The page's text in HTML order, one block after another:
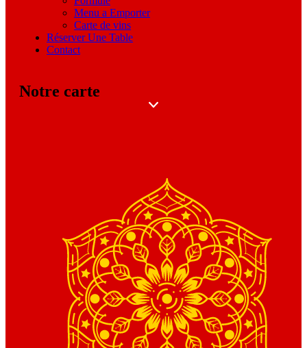
Menu a Emporter
Carte de vins
Réserver Une Table
Contact
Notre carte